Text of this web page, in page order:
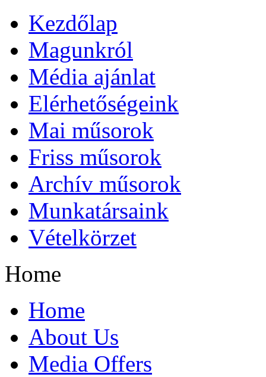
Kezdőlap
Magunkról
Média ajánlat
Elérhetőségeink
Mai műsorok
Friss műsorok
Archív műsorok
Munkatársaink
Vételkörzet
Home
Home
About Us
Media Offers